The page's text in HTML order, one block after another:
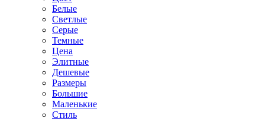
Белые
Светлые
Серые
Темные
Цена
Элитные
Дешевые
Размеры
Большие
Маленькие
Стиль